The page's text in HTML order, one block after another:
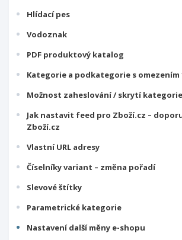
Hlídací pes
Vodoznak
PDF produktový katalog
Kategorie a podkategorie s omezením
Možnost zaheslování / skrytí
Jak nastavit feed pro Zboží.cz –
Zboží.cz
Vlastní URL adresy
Číselníky variant – změna pořadí
Slevové štítky
Parametrické kategorie
Nastavení další měny e-shopu